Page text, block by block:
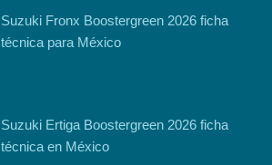
Suzuki Fronx Boostergreen 2026 ficha
técnica para México
Suzuki Ertiga Boostergreen 2026 ficha
técnica en México